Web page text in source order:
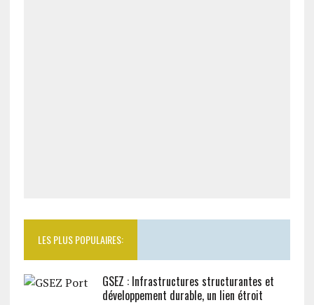
LES PLUS POPULAIRES:
GSEZ : Infrastructures structurantes et
développement durable, un lien étroit